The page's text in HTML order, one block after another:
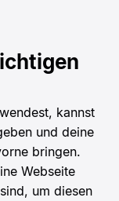
kannst
und deine
bringen.
Webseite
um diesen